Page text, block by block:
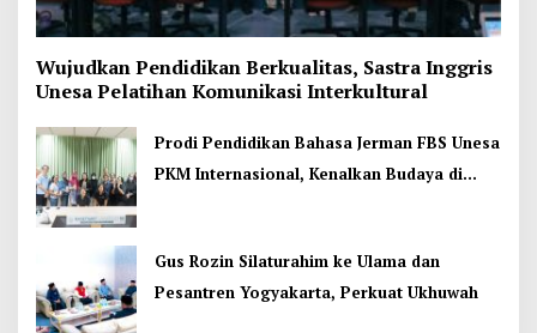
Wujudkan Pendidikan Berkualitas, Sastra Inggris
Unesa Pelatihan Komunikasi Interkultural
Prodi Pendidikan Bahasa Jerman FBS Unesa
PKM Internasional, Kenalkan Budaya di
Gus Rozin Silaturahim ke Ulama dan
Pesantren Yogyakarta, Perkuat Ukhuwah